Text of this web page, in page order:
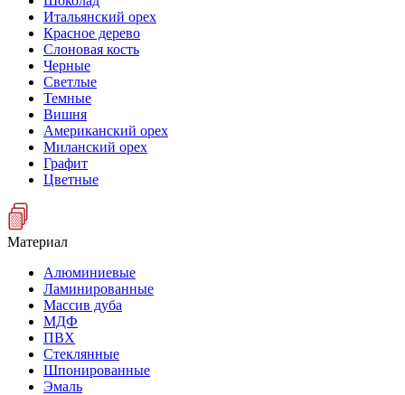
Итальянский орех
Красное дерево
Слоновая кость
Черные
Светлые
Темные
Вишня
Американский орех
Миланский орех
Графит
Цветные
Материал
Алюминиевые
Ламинированные
Массив дуба
МДФ
ПВХ
Стеклянные
Шпонированные
Эмаль